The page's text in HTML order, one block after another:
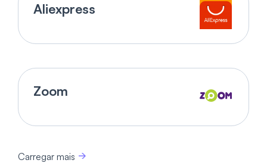
Aliexpress
Zoom
Carregar mais